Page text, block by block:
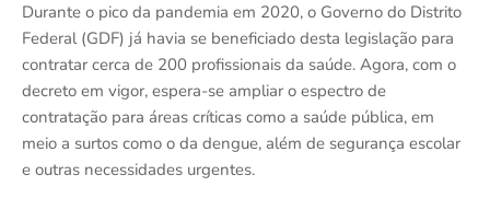
Durante o pico da pandemia em 2020, o Governo do Distrito
Federal (GDF) já havia se beneficiado desta legislação para
contratar cerca de 200 profissionais da saúde. Agora, com o
decreto em vigor, espera-se ampliar o espectro de
contratação para áreas críticas como a saúde pública, em
meio a surtos como o da dengue, além de segurança escolar
e outras necessidades urgentes.